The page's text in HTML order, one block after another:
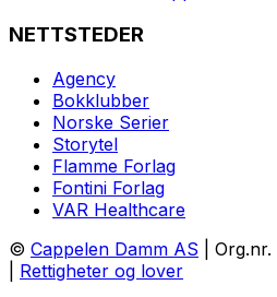
NETTSTEDER
Agency
Bokklubber
Norske Serier
Storytel
Flamme Forlag
Fontini Forlag
VAR Healthcare
© Cappelen Damm AS |
Rettigheter og lover